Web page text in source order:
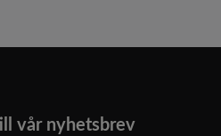
vår nyhetsbrev